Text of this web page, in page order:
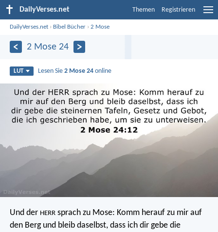
DailyVerses.net Themen Registrieren
DailyVerses.net › Bibel Bücher ›2 Mose
2 Mose 24
LUT Lesen Sie2 Mose 24 online
Und der HERR sprach zu Mose: Komm herauf zu mir auf
den Berg und bleib daselbst, dass ich dir gebe die